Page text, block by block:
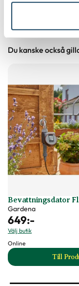
Du kanske också
Bevattningsdator
Gardena
649:-
Välj butik
Online
Till